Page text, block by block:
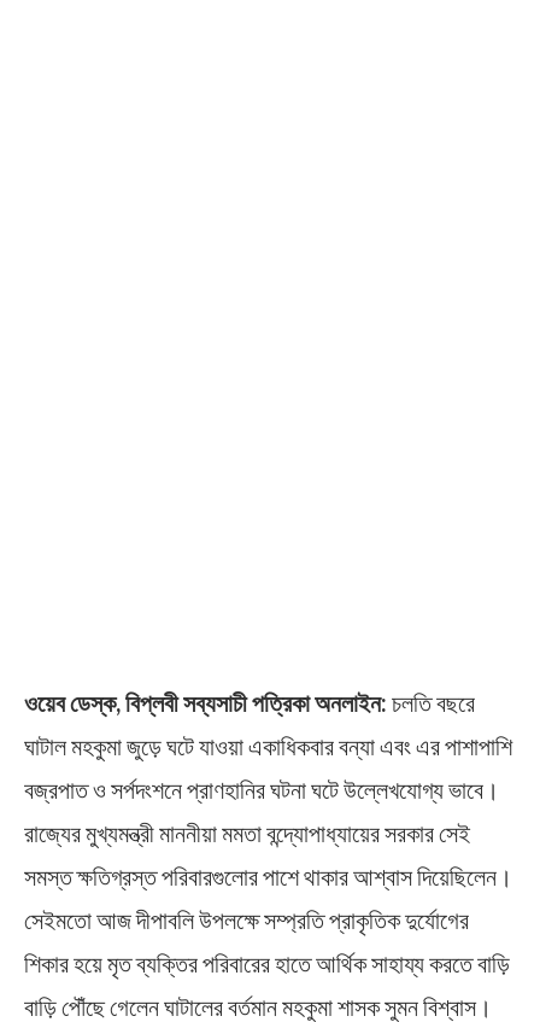
ওয়েব ডেস্ক, বিপ্লবী সব্যসাচী পত্রিকা অনলাইন: চলতি বছরে
ঘাটাল মহকুমা জুড়ে ঘটে যাওয়া একাধিকবার বন্যা এবং এর পাশাপাশি
বজ্রপাত ও সর্পদংশনে প্রাণহানির ঘটনা ঘটে উল্লেখযোগ্য ভাবে।
রাজ্যের মুখ্যমন্ত্রী মাননীয়া মমতা বন্দ্যোপাধ্যায়ের সরকার সেই
সমস্ত ক্ষতিগ্রস্ত পরিবারগুলোর পাশে থাকার আশ্বাস দিয়েছিলেন।
সেইমতো আজ দীপাবলি উপলক্ষে সম্প্রতি প্রাকৃতিক দুর্যোগের
শিকার হয়ে মৃত ব্যক্তির পরিবারের হাতে আর্থিক সাহায্য করতে বাড়ি
বাড়ি পৌঁছে গেলেন ঘাটালের বর্তমান মহকুমা শাসক সুমন বিশ্বাস।